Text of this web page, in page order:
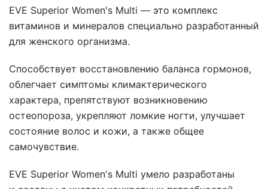
EVE Superior Women's Multi — это комплекс
витаминов и минералов специально разработанный
для женского организма.
Способствует восстановлению баланса гормонов,
облегчает симптомы климактерического
характера, препятствуют возникновению
остеопороза, укрепляют ломкие ногти, улучшает
состояние волос и кожи, а также общее
самочувствие.
EVE Superior Women's Multi умело разработаны